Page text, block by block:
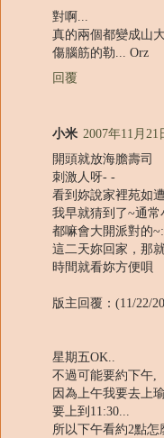
對啊...
真的兩個都變成山大
傷腦筋的勒... Orz
回覆
小米 2007年11月21
開頭就放海膽壽司
刺激人呀- -
看到妳說家裡苑如
我早就猜到了~通
都嘛會大開派對的
這二天妳回家，那
時間就看妳方便唄
版主回覆：(11/22/
星期五OK..
不過可能要約下午,
因為上午我要去上
要上到11:30...
所以下午看約2點怎